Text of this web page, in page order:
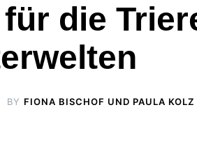
die
BY FIONA BISCHOF UND PAULA KOLZ